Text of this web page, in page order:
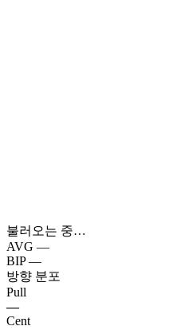
불러오는 중…
AVG —
BIP —
방향 분포
Pull
—
Cent